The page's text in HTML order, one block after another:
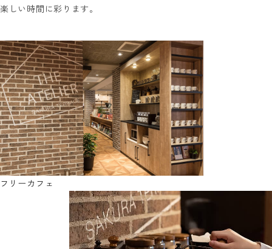
楽しい時間に彩ります。
フリーカフェ